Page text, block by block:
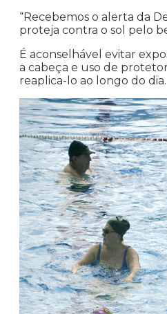
“Recebemos o alerta da
proteja contra o sol pelo
É aconselhável evitar
a cabeça e uso de
reaplica-lo ao longo do dia.